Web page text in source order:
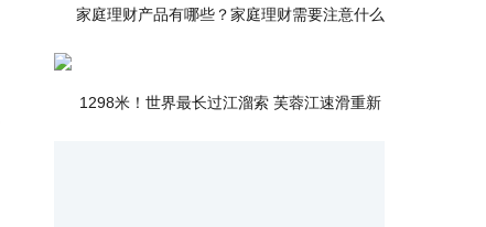
家庭理财产品有哪些？家庭理财需要注意什么
1298米！世界最长过江溜索 芙蓉江速滑重新